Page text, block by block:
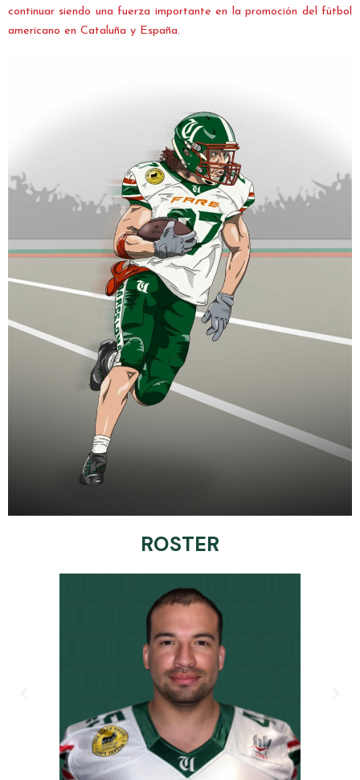
continuar siendo una fuerza importante en la promoción del fútbol
americano en Cataluña y España.
ROSTER